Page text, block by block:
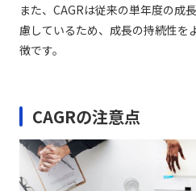
また、CAGRは従来の単年度の成
慮しているため、成長の持続性を
徴です。
CAGRの注意点